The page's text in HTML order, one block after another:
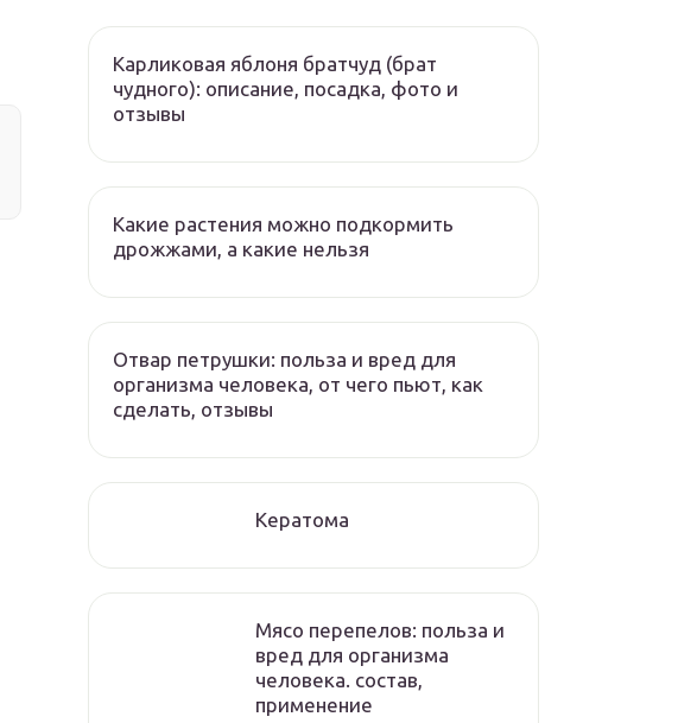
Карликовая яблоня братчуд (брат
чудного): описание, посадка, фото и
отзывы
Какие растения можно подкормить
дрожжами, а какие нельзя
Отвар петрушки: польза и вред для
организма человека, от чего пьют, как
сделать, отзывы
Кератома
Мясо перепелов: польза и
вред для организма
человека. состав,
применение